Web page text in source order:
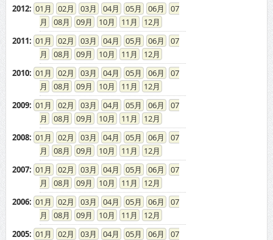
2012: 01 02 03 04 05 06
07
08
09 10 11
12
2011: 01 02 03 04 05 06
07
08
09 10 11
12
2010: 01 02 03 04 05 06
07
08
09 10 11
12
2009: 01 02 03 04 05 06
07
08
09 10 11
12
2008: 01 02 03 04 05 06
07
08
09 10 11
12
2007: 01 02 03 04 05 06
07
08
09 10 11
12
2006: 01 02 03 04 05 06
07
08
09 10 11
12
2005: 01 02 03 04 05 06
07